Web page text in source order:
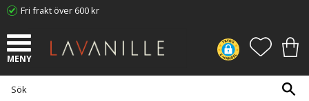
Fri frakt över 600 kr